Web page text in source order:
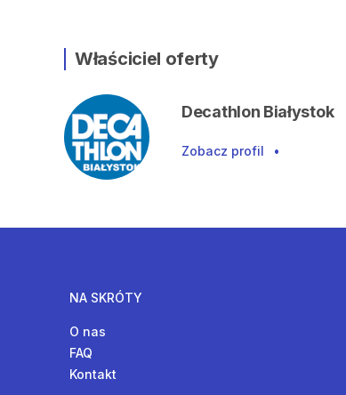
Właściciel oferty
Decathlon Białystok
Zobacz profil •
NA SKRÓTY
O nas
FAQ
Kontakt